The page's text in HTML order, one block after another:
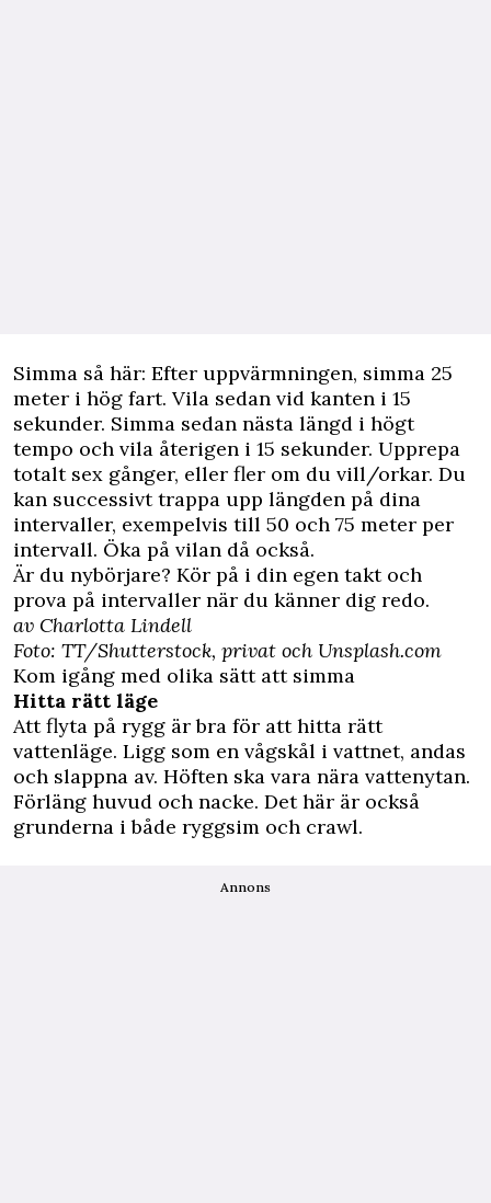
Simma så här: Efter uppvärmningen, simma 25
meter i hög fart. Vila sedan vid kanten i 15
sekunder. Simma sedan nästa längd i högt
tempo och vila återigen i 15 sekunder. Upprepa
totalt sex gånger, eller fler om du vill/orkar. Du
kan successivt trappa upp längden på dina
intervaller, exempelvis till 50 och 75 meter per
intervall. Öka på vilan då också.
Är du nybörjare? Kör på i din egen takt och
prova på intervaller när du känner dig redo.
av Charlotta Lindell
Foto: TT/Shutterstock, privat och Unsplash.com
Kom igång med olika sätt att simma
Hitta rätt läge
Att flyta på rygg är bra för att hitta rätt
vattenläge. Ligg som en vågskål i vattnet, andas
och slappna av. Höften ska vara nära vattenytan.
Förläng huvud och nacke. Det här är också
grunderna i både ryggsim och crawl.
Annons